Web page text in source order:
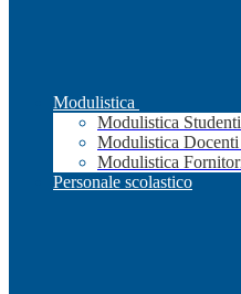
Modulistica
Modulistica
Modulistica Docenti
Modulistica
Personale scolastico